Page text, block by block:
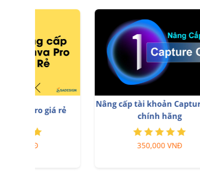
Tài khoản Zoom Pro Chính Chủ